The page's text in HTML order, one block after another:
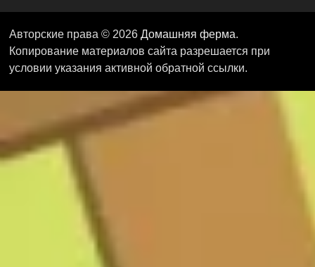
Авторские права © 2026 Домашняя ферма.
Копирование материалов сайта разрешается при
условии указания активной обратной ссылки.